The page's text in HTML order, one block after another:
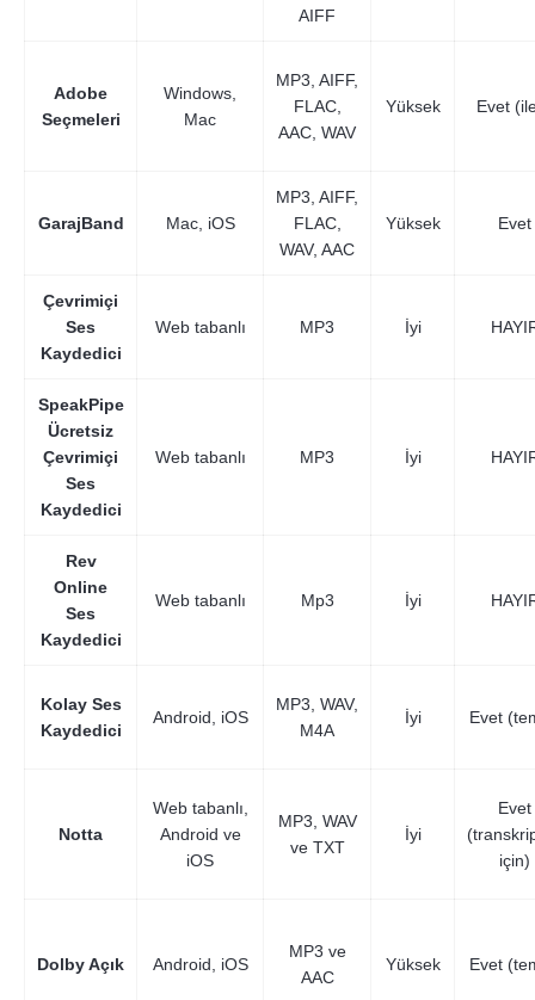
AIFF
Adobe
Seçmeleri
Windows,
Mac
MP3, AIFF,
FLAC,
AAC, WAV
Yüksek Evet
GarajBand Mac, iOS
MP3, AIFF,
FLAC,
WAV, AAC
Yüksek Evet
Çevrimiçi
Ses
Kaydedici
Web tabanlı MP3 İyi
SpeakPipe
Ücretsiz
Çevrimiçi
Ses
Kaydedici
Web tabanlı MP3 İyi
Rev
Online
Ses
Kaydedici
Web tabanlı Mp3 İyi
Kolay Ses
Kaydedici
Android, iOS
MP3, WAV,
M4A
İyi Evet
Notta
Web tabanlı,
Android ve
iOS
MP3, WAV
ve TXT
İyi
Evet
için)
Dolby Açık Android, iOS
MP3 ve
AAC
Yüksek Evet